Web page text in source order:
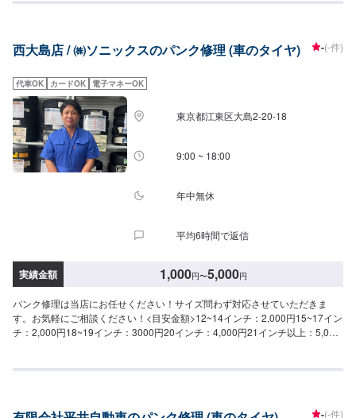
から空気が漏れてしまう場合があります。当店はタイヤ交換専門店です！新
金も承っておりますので、タイヤのことやお車の気になるキズ等ありました
西大島店 / ㈱ソニックスのパンク修理 (車のタイヤ) -(-件)
代車OK カードOK 電子マネーOK
東京都江東区大島2-20-18
9:00 ~ 18:00
年中無休
平均6時間で返信
実績金額 1,000円〜5,000円
パンク修理は当店にお任せください！サイズ問わず対応させていただきま
す。お気軽にご相談ください！<目安金額>12~14インチ：2,000円15~17イン
チ：2,000円18~19インチ：3000円20インチ：4,000円21インチ以上：5,000
ります。車検、コーティング、タイヤ、新車、中古車などお車に関するご相
-(-件)